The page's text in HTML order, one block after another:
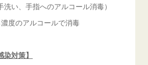
い、手指へのアルコール消毒）
度のアルコールで消毒
対策】